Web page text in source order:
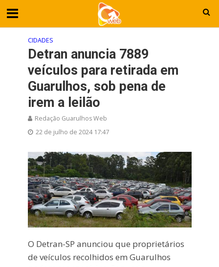
CIDADES
Detran anuncia 7889
veículos para retirada em
Guarulhos, sob pena de
irem a leilão
Redação Guarulhos Web
22 de julho de 2024 17:47
O Detran-SP anunciou que proprietários
de veículos recolhidos em Guarulhos